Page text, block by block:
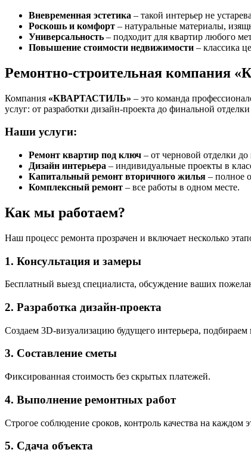
Вневременная эстетика – такой интерьер не
Роскошь и комфорт – натуральные материалы,
Универсальность – подходит для квартир любого
Повышение стоимости недвижимости – классика
Ремонтно-строительная
Компания «КВАРТАСТИЛЬ» – это команда
услуг: от разработки дизайн-проекта до финальной
Наши услуги:
Ремонт квартир под ключ – от черновой отделки
Дизайн интерьера – индивидуальные проекты в
Капитальный ремонт вторичного жилья – полное
Комплексный ремонт – все работы в одном месте.
Как мы работаем?
Наш процесс ремонта прозрачен и включает несколько
1. Консультация и замеры
Бесплатный выезд специалиста, обсуждение ваших
2. Разработка дизайн-проекта
Создаем 3D-визуализацию будущего интерьера,
3. Составление сметы
Фиксированная стоимость без скрытых платежей.
4. Выполнение ремонтных работ
Строгое соблюдение сроков, контроль качества на каждом
5. Сдача объекта